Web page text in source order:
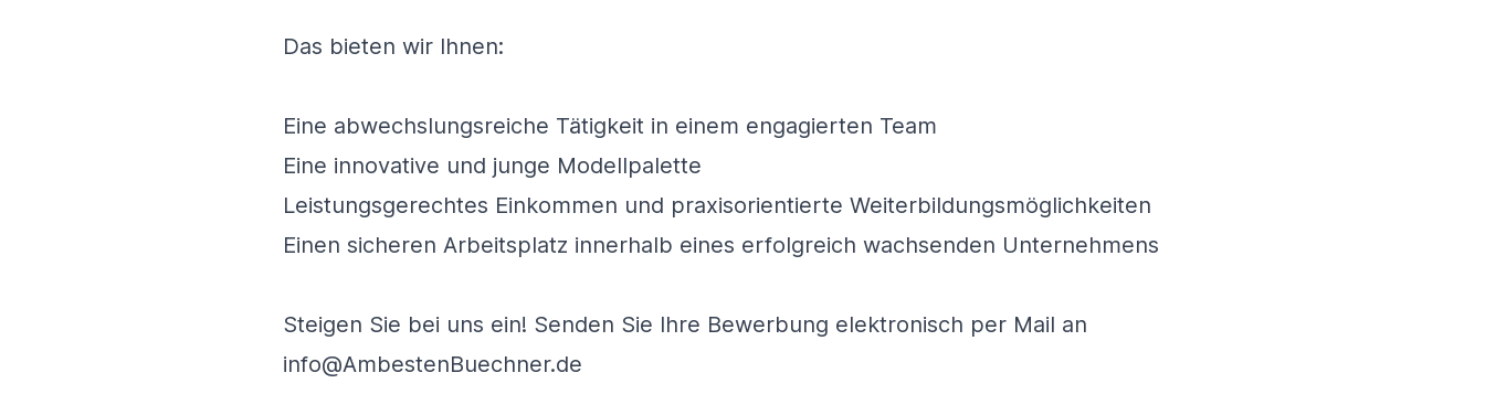
Das bieten wir Ihnen:
Eine abwechslungsreiche Tätigkeit in einem engagierten Team
Eine innovative und junge Modellpalette
Leistungsgerechtes Einkommen und praxisorientierte Weiterbildungsmöglichkeiten
Einen sicheren Arbeitsplatz innerhalb eines erfolgreich wachsenden Unternehmens
Steigen Sie bei uns ein! Senden Sie Ihre Bewerbung elektronisch per Mail an
info@AmbestenBuechner.de